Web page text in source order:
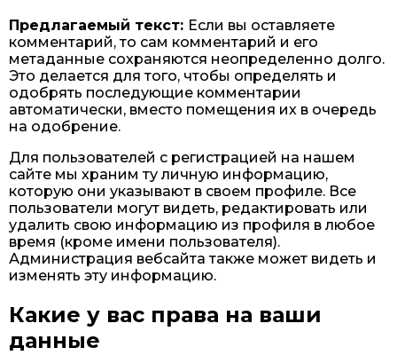
Предлагаемый текст: Если вы оставляете
комментарий, то сам комментарий и его
метаданные сохраняются неопределенно долго.
Это делается для того, чтобы определять и
одобрять последующие комментарии
автоматически, вместо помещения их в очередь
на одобрение.
Для пользователей с регистрацией на нашем
сайте мы храним ту личную информацию,
которую они указывают в своем профиле. Все
пользователи могут видеть, редактировать или
удалить свою информацию из профиля в любое
время (кроме имени пользователя).
Администрация вебсайта также может видеть и
изменять эту информацию.
Какие у вас права на ваши
данные